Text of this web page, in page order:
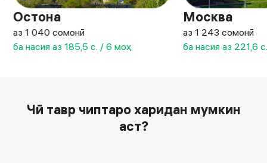
Остона
аз 1 040 сомонӣ
ба насия аз 185,5 с. / 6 моҳ
Москва
аз 1 243 сомонӣ
ба насия аз 221,6
Чӣ тавр чиптаро харидан мумкин
аст?